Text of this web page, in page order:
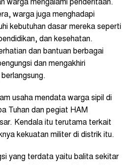
warga mengalami penderitaan.
warga juga menghadapi
kebutuhan dasar mereka seperti
dan kesehatan.
dan bantuan berbagai
dan mengakhiri
usaha mendata warga sipil di
Tuhan dan pegiat HAM
Kendala itu terutama terkait
kekuatan militer di distrik itu.
yang terdata yaitu balita sekitar